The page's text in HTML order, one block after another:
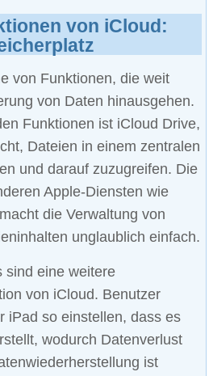
von iCloud:
von Funktionen, die weit
von Daten hinausgehen.
Funktionen ist iCloud Drive,
Dateien in einem zentralen
und darauf zuzugreifen. Die
Apple-Diensten wie
die Verwaltung von
unglaublich einfach.
sind eine weitere
von iCloud. Benutzer
iPad so einstellen, dass es
wodurch Datenverlust
ist